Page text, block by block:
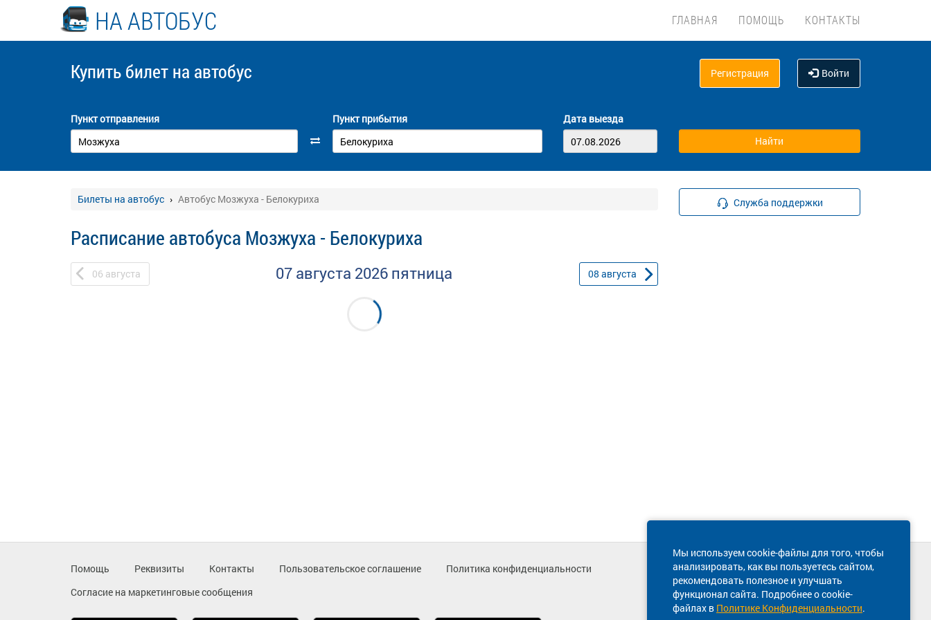
НА АВТОБУС ГЛАВНАЯ ПОМОЩЬ КОНТАКТЫ
Купить билет на автобус Регистрация Войти
Пункт отправления Пункт прибытия Дата выезда
Билеты на автобус Автобус Мозжуха - Белокуриха
Расписание автобуса Мозжуха - Белокуриха
06 августа 07 августа 2026 пятница 08 августа
Служба поддержки
Мы используем cookie-файлы для того, чтобы
анализировать, как вы пользуетесь сайтом,
рекомендовать полезное и улучшать
функционал сайта. Подробнее о cookie-
файлах в Политике Конфиденциальности.
Помощь Реквизиты Контакты Пользовательское соглашение
Политика конфиденциальности
Согласие на маркетинговые сообщения
Техническая поддержка сайта
8 800 600-03-38